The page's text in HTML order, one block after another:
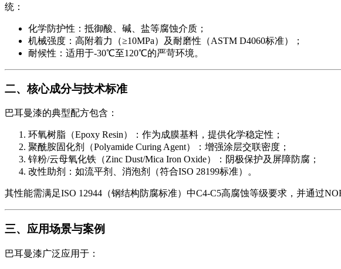
统：
化学防护性：抵御酸、碱、盐等腐蚀介质；
机械强度：高附着力（≥10MPa）及耐磨性（ASTM D4060标准）；
耐候性：适用于-30℃至120℃的严苛环境。
二、核心成分与技术标准
巴耳曼漆的典型配方包含：
环氧树脂（Epoxy Resin）：作为成膜基料，提供化学稳定性；
聚酰胺固化剂（Polyamide Curing Agent）：增强涂层交联密度；
锌粉/云母氧化铁（Zinc Dust/Mica Iron Oxide）：阴极保护及屏障防腐；
改性助剂：如流平剂、消泡剂（符合ISO 28199标准）。
其性能需满足ISO 12944（钢结构防腐标准）中C4-C5高腐蚀等级要求，并通过
三、应用场景与案例
巴耳曼漆广泛应用于：